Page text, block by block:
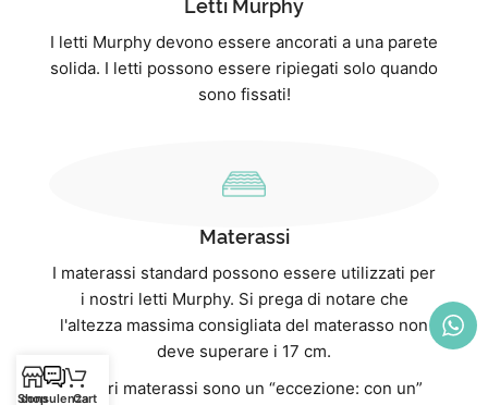
I letti Murphy devono essere ancorati a una parete
solida. I letti possono essere ripiegati solo quando
sono fissati!
Materassi
I materassi standard possono essere utilizzati per
i nostri letti Murphy. Si prega di notare che
l'altezza massima consigliata del materasso non
deve superare i 17 cm.
I nostri materassi sono un “eccezione: con un”
Shop
consulenza
Cart